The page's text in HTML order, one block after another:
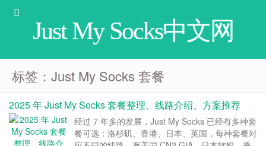
Just My Socks中文网
标签：Just My Socks 套餐
2025 年 Just My Socks 套餐整理、线路介绍、方案推荐
经过 7 年多的发展，Just My Socks 已经有多种套
餐可选：洛杉矶、香港、日本、英国，每种套餐对